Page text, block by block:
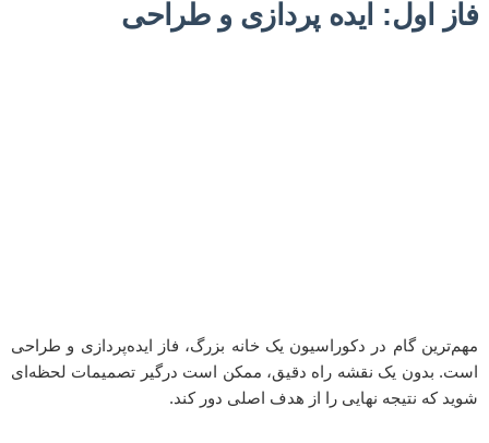
فاز اول: ایده پردازی و طراحی
مهم‌ترین گام در دکوراسیون یک خانه بزرگ، فاز ایده‌پردازی و طراحی
است. بدون یک نقشه راه دقیق، ممکن است درگیر تصمیمات لحظه‌ای
شوید که نتیجه نهایی را از هدف اصلی دور کند.